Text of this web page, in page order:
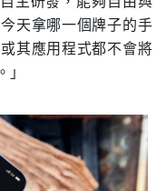
天拿哪一個牌子的手
其應用程式都不會將